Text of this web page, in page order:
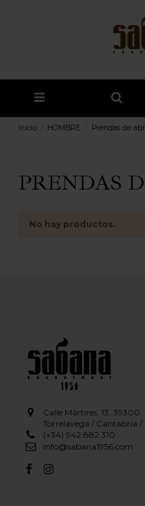
Inicio HOMBRE Prendas de
PRENDAS
No hay productos.
Calle Mártires, 13, 39300
Torrelavega / Cantabria /
(+34) 942 882 310
info@sabana1956.com